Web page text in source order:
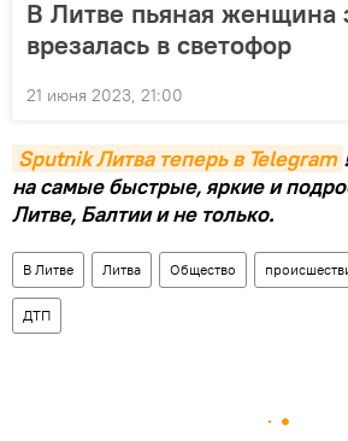
В Литве пьяная женщина
врезалась в светофор
21 июня 2023, 21:00
Sputnik Литва теперь в Telegram
на самые быстрые, яркие и
Литве, Балтии и не только.
В Литве Литва Общество
ДТП